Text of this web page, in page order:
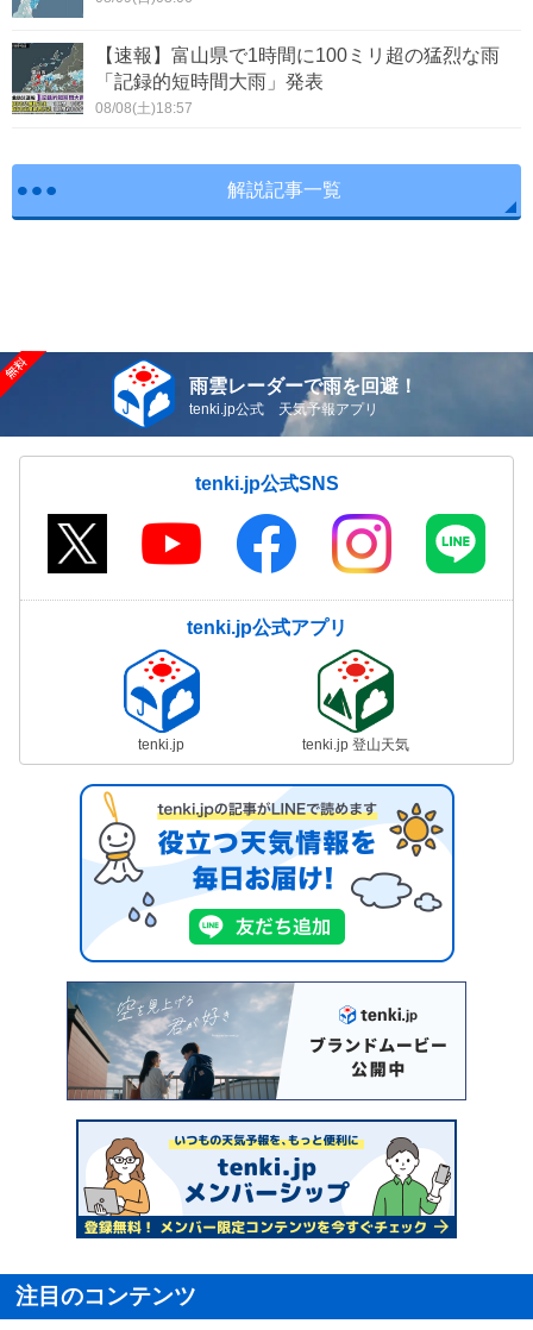
【速報】富山県で1時間に100ミリ超の猛烈な雨
「記録的短時間大雨」発表
08/08(土)18:57
解説記事一覧
雨雲レーダーで雨を回避！
tenki.jp公式 天気予報アプリ
tenki.jp公式SNS
tenki.jp公式アプリ
tenki.jp tenki.jp 登山天気
注目のコンテンツ